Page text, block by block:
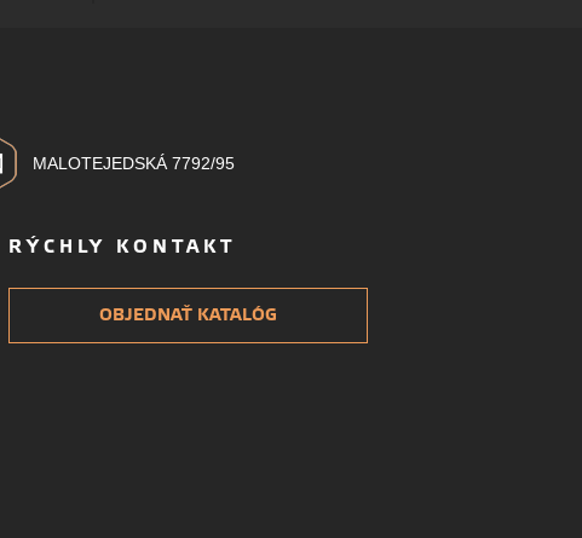
MALOTEJEDSKÁ 7792/95
RÝCHLY KONTAKT
OBJEDNAŤ KATALÓG